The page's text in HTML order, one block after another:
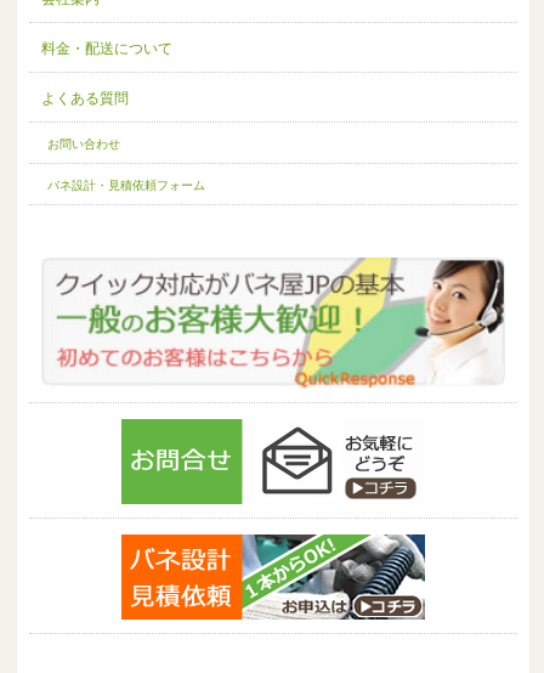
料金・配送について
よくある質問
お問い合わせ
バネ設計・見積依頼フォーム